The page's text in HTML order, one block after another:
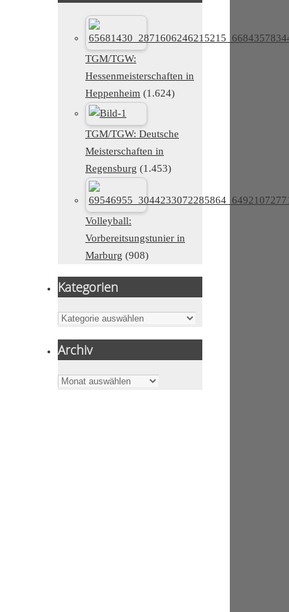
TGM/TGW:
Hessenmeisterschaften in
Heppenheim (1.624)
TGM/TGW: Deutsche
Meisterschaften in
Regensburg (1.453)
Volleyball:
Vorbereitsungstunier in
Marburg (908)
Kategorien
Kategorien
Archiv
Archiv